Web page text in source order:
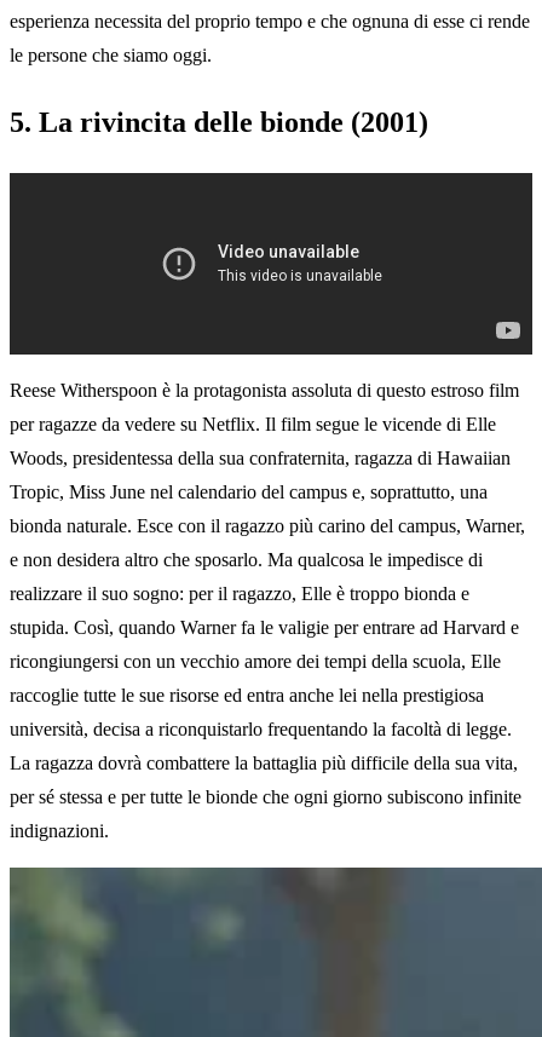
esperienza necessita del proprio tempo e che ognuna di esse ci rende
le persone che siamo oggi.
5. La rivincita delle bionde (2001)
Reese Witherspoon è la protagonista assoluta di questo estroso film
per ragazze da vedere su Netflix. Il film segue le vicende di Elle
Woods, presidentessa della sua confraternita, ragazza di Hawaiian
Tropic, Miss June nel calendario del campus e, soprattutto, una
bionda naturale. Esce con il ragazzo più carino del campus, Warner,
e non desidera altro che sposarlo. Ma qualcosa le impedisce di
realizzare il suo sogno: per il ragazzo, Elle è troppo bionda e
stupida. Così, quando Warner fa le valigie per entrare ad Harvard e
ricongiungersi con un vecchio amore dei tempi della scuola, Elle
raccoglie tutte le sue risorse ed entra anche lei nella prestigiosa
università, decisa a riconquistarlo frequentando la facoltà di legge.
La ragazza dovrà combattere la battaglia più difficile della sua vita,
per sé stessa e per tutte le bionde che ogni giorno subiscono infinite
indignazioni.